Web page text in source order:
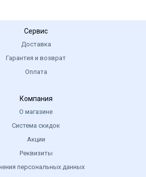
Сервис
Доставка
Гарантия и возврат
Оплата
Компания
О магазине
Система скидок
Акции
Реквизиты
персональных данных